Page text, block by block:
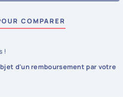
COMPARER
!
d'un remboursement par votre